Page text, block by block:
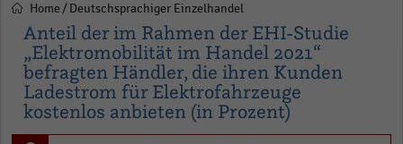
Pfadnavigation
Home Deutschsprachiger Einzelhandel
Anteil der im Rahmen der EHI-Studie
„Elektromobilität im Handel 2021“
befragten Händler, die ihren Kunden
Ladestrom für Elektrofahrzeuge
kostenlos anbieten (in Prozent)